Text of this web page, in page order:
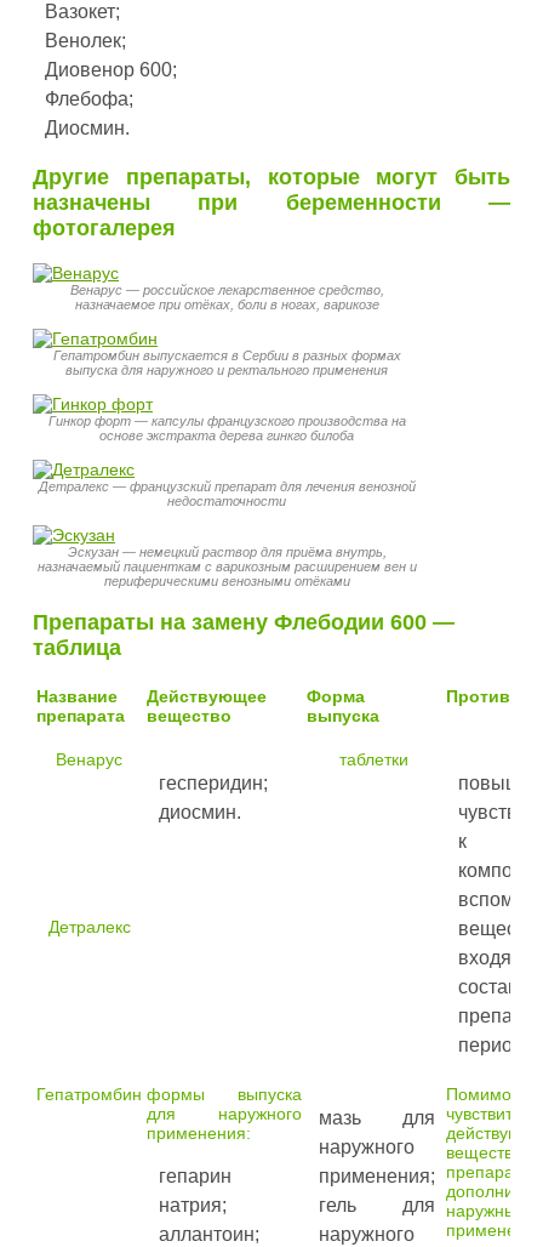
Вазокет;
Венолек;
Диовенор 600;
Флебофа;
Диосмин.
Другие препараты, которые могут быть
назначены при беременности —
фотогалерея
Венарус — российское лекарственное средство,
назначаемое при отёках, боли в ногах, варикозе
Гепатромбин выпускается в Сербии в разных формах
выпуска для наружного и ректального применения
Гинкор форт — капсулы французского производства на
основе экстракта дерева гинкго билоба
Детралекс — французский препарат для лечения венозной
недостаточности
Эскузан — немецкий раствор для приёма внутрь,
назначаемый пациенткам с варикозным расширением вен и
периферическими венозными отёками
Препараты на замену Флебодии 600 —
таблица
Название
препарата
Действующее
вещество
Форма
выпуска
Венарус
гесперидин;
диосмин.
таблетки
к
состав
период
Детралекс
Гепатромбин формы выпуска
для наружного
применения:
гепарин
натрия;
аллантоин;
мазь для
наружного
применения;
гель для
наружного
Помимо
веществам
препарата,